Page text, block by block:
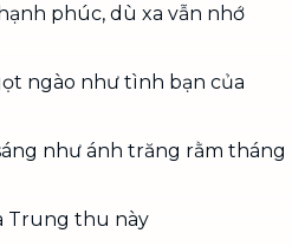
phúc, dù xa vẫn nhớ
ngào như tình bạn của
như ánh trăng rằm tháng
Trung thu này